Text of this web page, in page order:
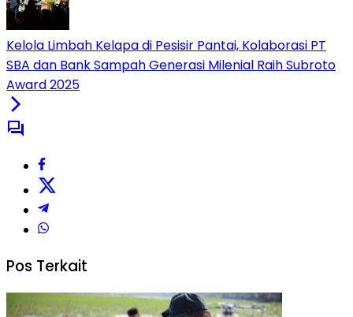
Kelola Limbah Kelapa di Pesisir Pantai, Kolaborasi PT
SBA dan Bank Sampah Generasi Milenial Raih Subroto
Award 2025
Pos Terkait